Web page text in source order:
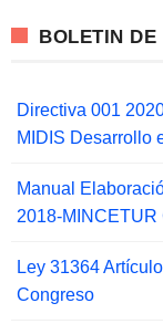
BOLETIN DE
Directiva 001
MIDIS Desarrollo
Manual
2018-MINCETUR
Ley 31364
Congreso